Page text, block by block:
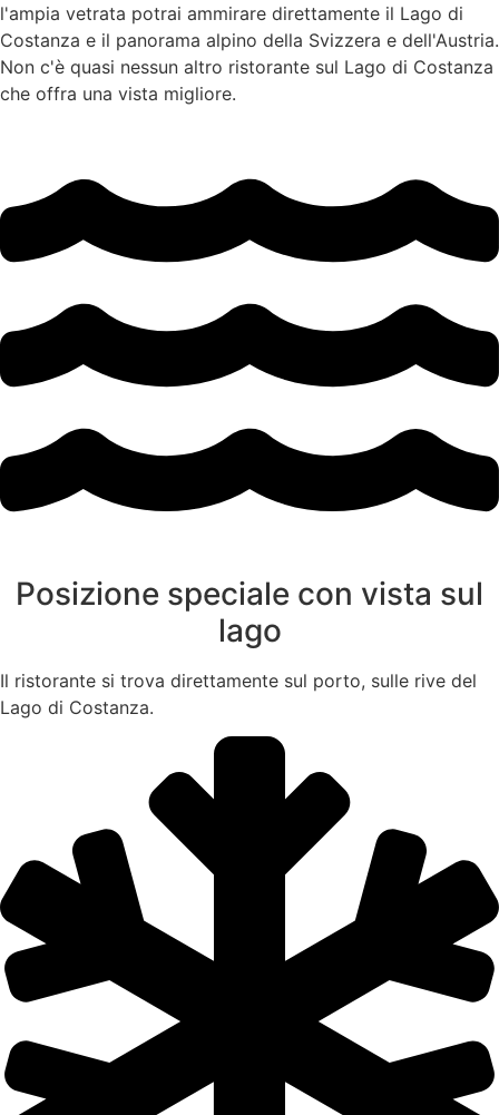
l'ampia vetrata potrai ammirare direttamente il Lago di
Costanza e il panorama alpino della Svizzera e dell'Austria.
Non c'è quasi nessun altro ristorante sul Lago di Costanza
che offra una vista migliore.
Posizione speciale con vista sul
lago
Il ristorante si trova direttamente sul porto, sulle rive del
Lago di Costanza.